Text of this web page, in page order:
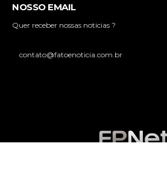
NOSSO EMAIL
Quer receber nossas noticias ?